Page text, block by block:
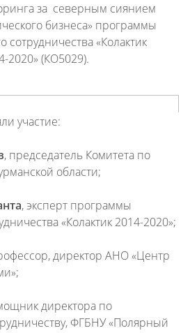
за северным сиянием
бизнеса» программы
сотрудничества «Колактик
2020» (КО5029).
участие:
, председатель Комитета по
области;
, эксперт программы
«Колактик 2014-2020»;
директор АНО «Центр
директора по
ФГБНУ «Полярный